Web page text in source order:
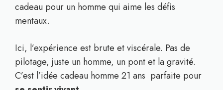
cadeau pour un homme qui aime les défis
mentaux.
Ici, l’expérience est brute et viscérale. Pas de
pilotage, juste un homme, un pont et la gravité.
C’est l’idée cadeau homme 21 ans parfaite pour